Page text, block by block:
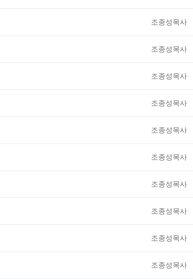
조종성목사
조종성목사
조종성목사
조종성목사
조종성목사
조종성목사
조종성목사
조종성목사
조종성목사
조종성목사